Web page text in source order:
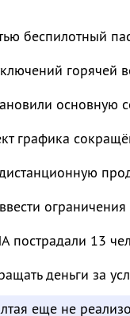
беспилотный
горячей
основную
графика
пострадали 13
деньги за
еще не